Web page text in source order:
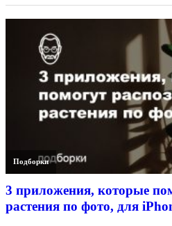
Подборки
3 приложения, которые
растения по фото, для